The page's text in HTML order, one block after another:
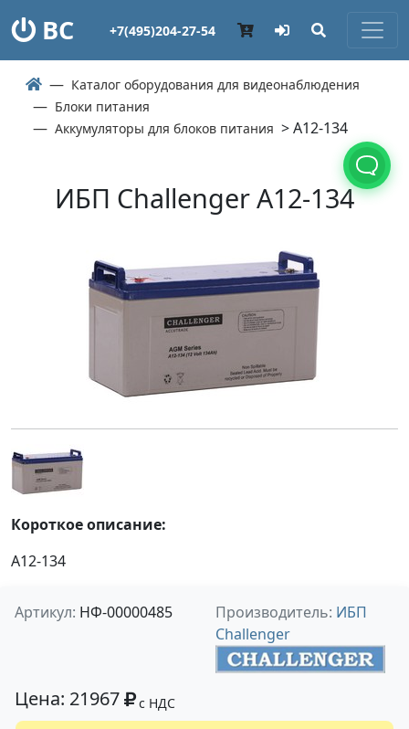
ВС +7(495)204-27-54
Каталог оборудования для видеонаблюдения
Блоки питания
Аккумуляторы для блоков питания > A12-134
ИБП Challenger A12-134
Короткое описание:
A12-134
Артикул: НФ-00000485 Производитель: ИБП
Challenger
Цена: 21967 с НДС